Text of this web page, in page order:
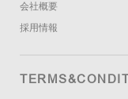
会社概要
採用情報